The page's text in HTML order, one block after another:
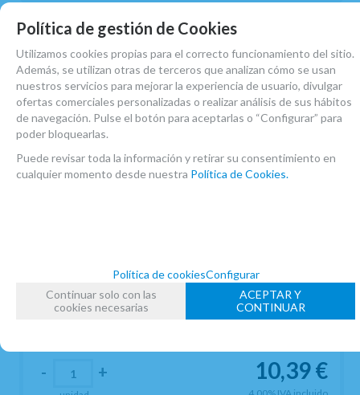
HOVEY, N,W.- METODO ELEMENTAL
10,39€
- +
Política de gestión de Cookies
Utilizamos cookies propias para el correcto funcionamiento del sitio.
Además, se utilizan otras de terceros que analizan cómo se usan
nuestros servicios para mejorar la experiencia de usuario, divulgar
ofertas comerciales personalizadas o realizar análisis de sus hábitos
de navegación. Pulse el botón para aceptarlas o “Configurar” para
poder bloquearlas.
Puede revisar toda la información y retirar su consentimiento en
cualquier momento desde nuestra Política de Cookies.
Política de cookiesConfigurar
Continuar solo con las
cookies necesarias
ACEPTAR Y
CONTINUAR